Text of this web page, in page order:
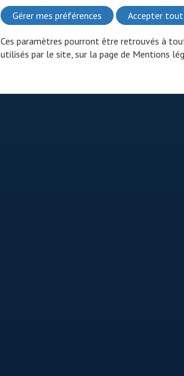
Gérer mes préférences Accepter tout
Ces paramètres pourront être retrouvés à
utilisés par le site, sur la page de Mentions